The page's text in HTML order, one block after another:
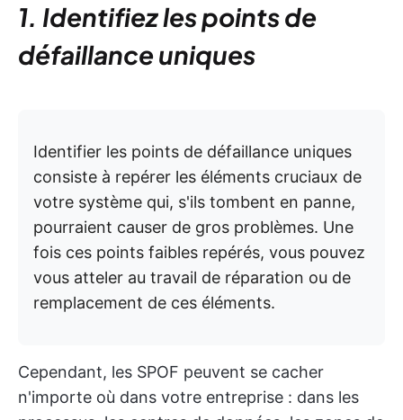
1. Identifiez les points de
défaillance uniques
Identifier les points de défaillance uniques
consiste à repérer les éléments cruciaux de
votre système qui, s'ils tombent en panne,
pourraient causer de gros problèmes. Une
fois ces points faibles repérés, vous pouvez
vous atteler au travail de réparation ou de
remplacement de ces éléments.
Cependant, les SPOF peuvent se cacher
n'importe où dans votre entreprise : dans les